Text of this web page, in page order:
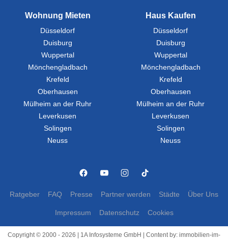
Wohnung Mieten
Düsseldorf
Duisburg
Wuppertal
Mönchengladbach
Krefeld
Oberhausen
Mülheim an der Ruhr
Leverkusen
Solingen
Neuss
Haus Kaufen
Düsseldorf
Duisburg
Wuppertal
Mönchengladbach
Krefeld
Oberhausen
Mülheim an der Ruhr
Leverkusen
Solingen
Neuss
Ratgeber FAQ Presse Partner werden Städte Über Uns
Impressum Datenschutz Cookies
Copyright © 2000 - 2026 | 1A Infosysteme GmbH | Content by: immobilien-im-